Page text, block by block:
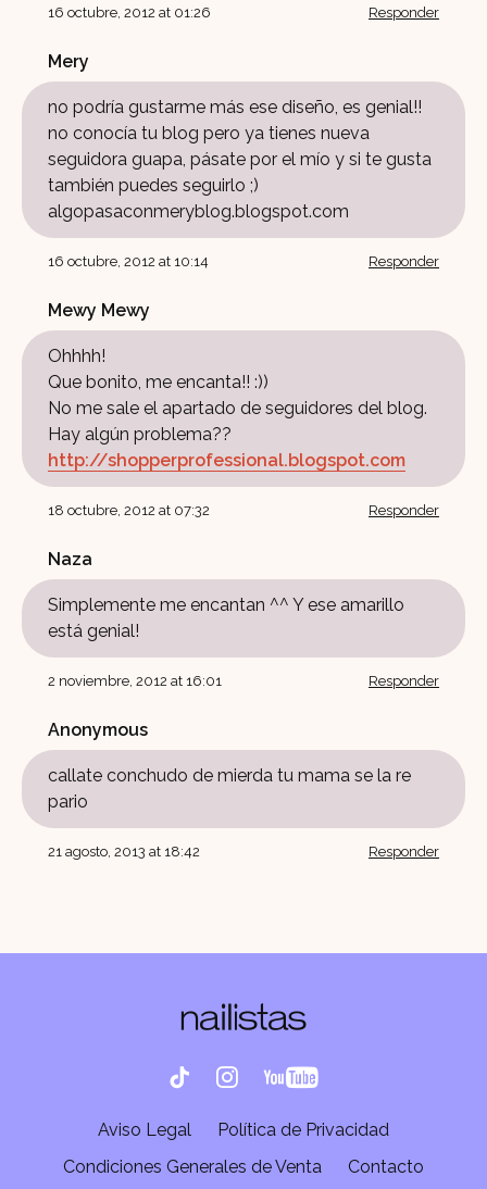
16 octubre, 2012 at 01:26 Responder
Mery
no podría gustarme más ese diseño, es genial!!
no conocía tu blog pero ya tienes nueva
seguidora guapa, pásate por el mío y si te gusta
también puedes seguirlo ;)
algopasaconmeryblog.blogspot.com
16 octubre, 2012 at 10:14 Responder
Mewy Mewy
Ohhhh!
Que bonito, me encanta!! :))
No me sale el apartado de seguidores del blog.
Hay algún problema??
http://shopperprofessional.blogspot.com
18 octubre, 2012 at 07:32 Responder
Naza
Simplemente me encantan ^^ Y ese amarillo
está genial!
2 noviembre, 2012 at 16:01 Responder
Anonymous
callate conchudo de mierda tu mama se la re
pario
21 agosto, 2013 at 18:42 Responder
Aviso Legal
Política de Privacidad
Condiciones Generales de Venta
Contacto